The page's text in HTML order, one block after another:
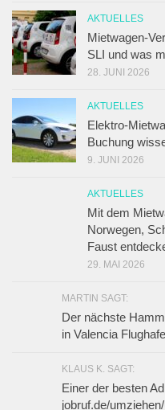
AKTUELLES
Mietwagen-
SLI und was
28. JUNI 2026
AKTUELLES
Elektro-
Buchung
9. JUNI 2026
AKTUELLES
Mit dem
Norwegen,
Faust
29. MAI 2026
MARTIN SAGT:
Der nächste
in Valencia
KLAUS K. SAGT:
Einer der besten
jobruf.de/